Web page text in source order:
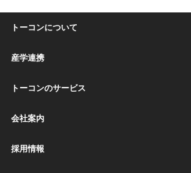
トーコンについて
産学連携
トーコンのサービス
会社案内
採用情報